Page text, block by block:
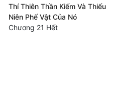
Thí Thiên Thần Kiếm Và Thiếu
Niên Phế Vật Của Nó
Chương 21 Hết